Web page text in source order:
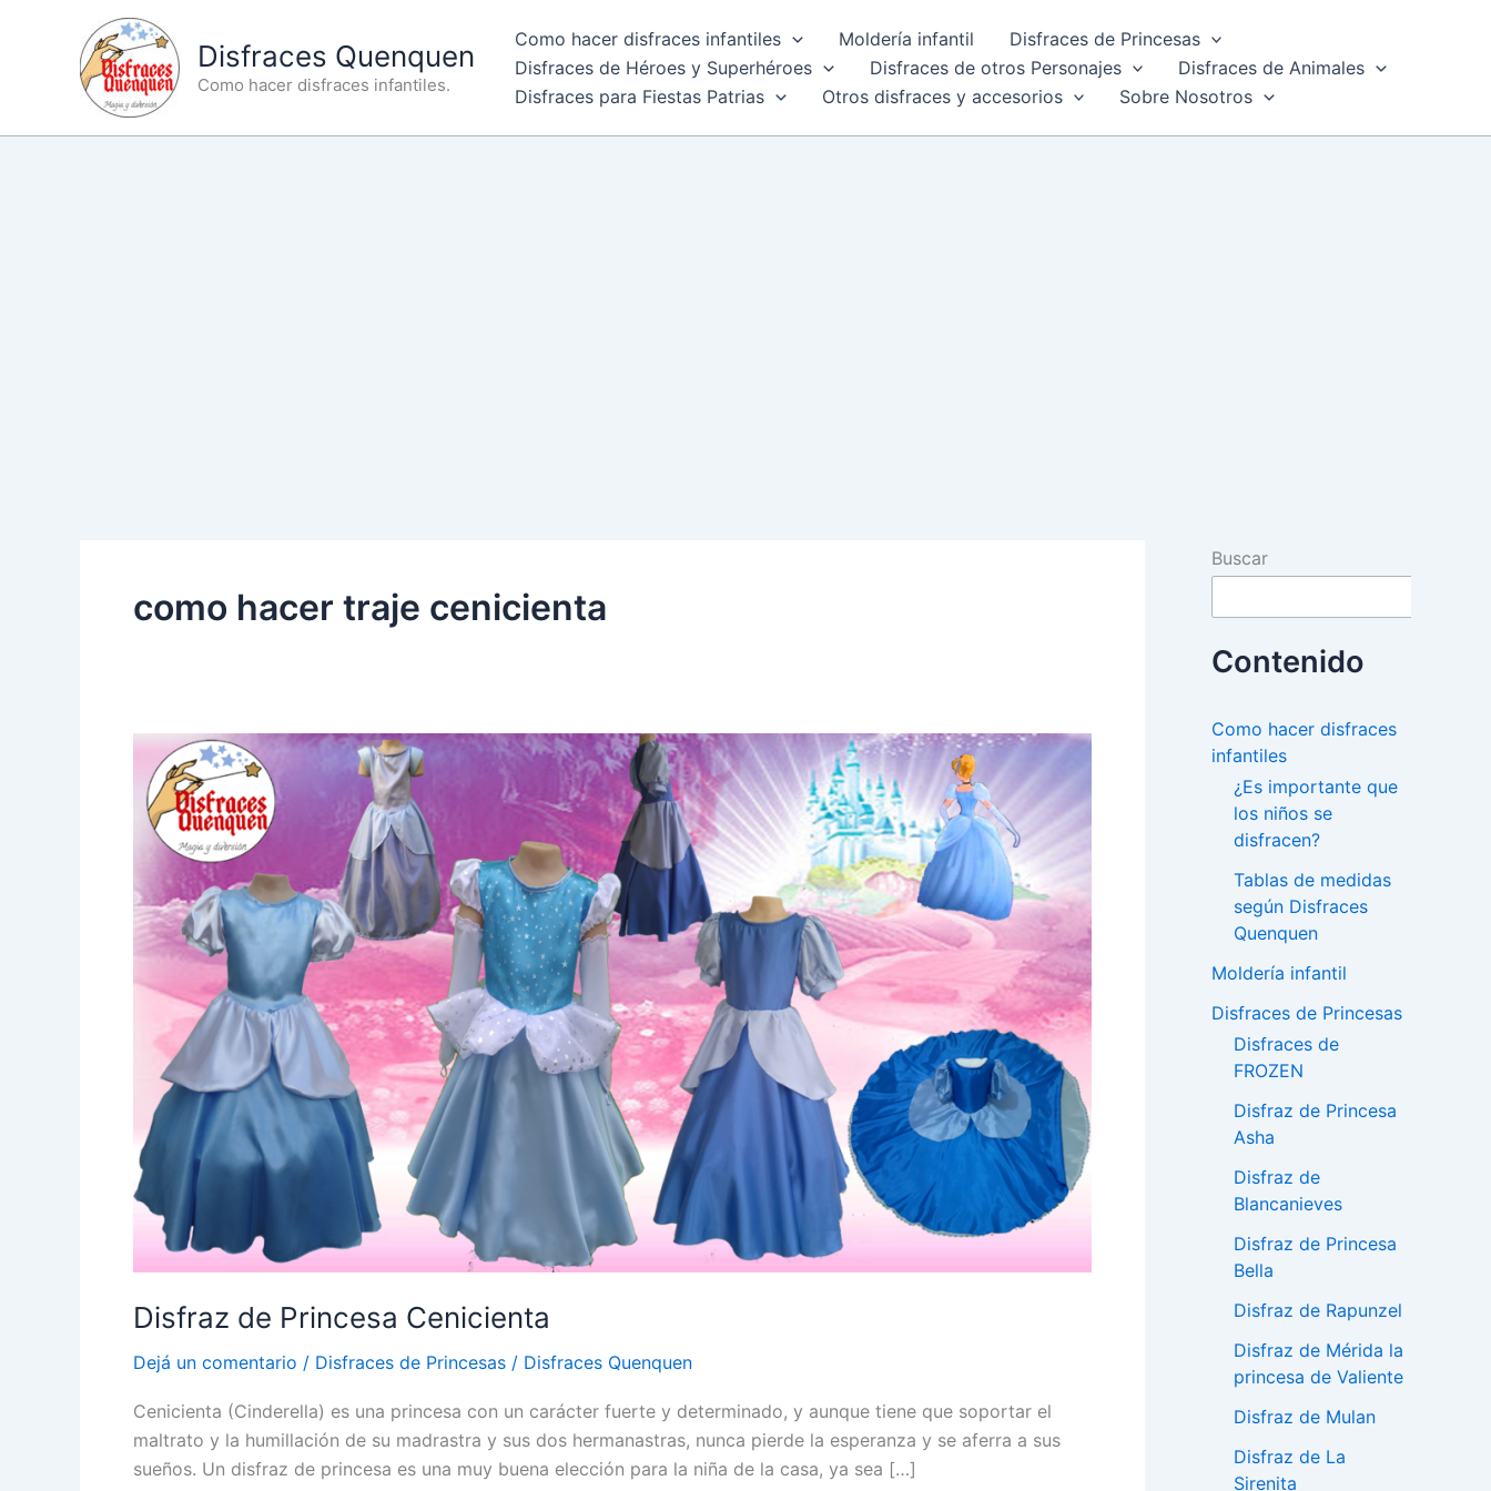
contenido
Disfraces Quenquen
Como hacer disfraces infantiles.
Como hacer disfraces infantiles Moldería infantil
Disfraces de Princesas
Disfraces de Héroes y Superhéroes
Disfraces de otros Personajes
Disfraces de Animales
Disfraces para Fiestas Patrias
Otros disfraces y accesorios Sobre Nosotros
como hacer traje cenicienta
Disfraz de Princesa Cenicienta
Dejá un comentario / Disfraces de Princesas / Disfraces Quenquen
Cenicienta (Cinderella) es una princesa con un carácter fuerte y determinado, y aunque tiene que soportar el
maltrato y la humillación de su madrastra y sus dos hermanastras, nunca pierde la esperanza y se aferra a sus
sueños. Un disfraz de princesa es una muy buena elección para la niña de la casa, ya sea […]
Buscar
Contenido
Como hacer disfraces
infantiles
¿Es importante que
los niños se
disfracen?
Tablas de medidas
según Disfraces
Quenquen
Moldería infantil
Disfraces de Princesas
Disfraces de
FROZEN
Disfraz de Princesa
Asha
Disfraz de
Blancanieves
Disfraz de Princesa
Bella
Disfraz de Rapunzel
Disfraz de Mérida la
princesa de Valiente
Disfraz de Mulan
Disfraz de La
Sirenita